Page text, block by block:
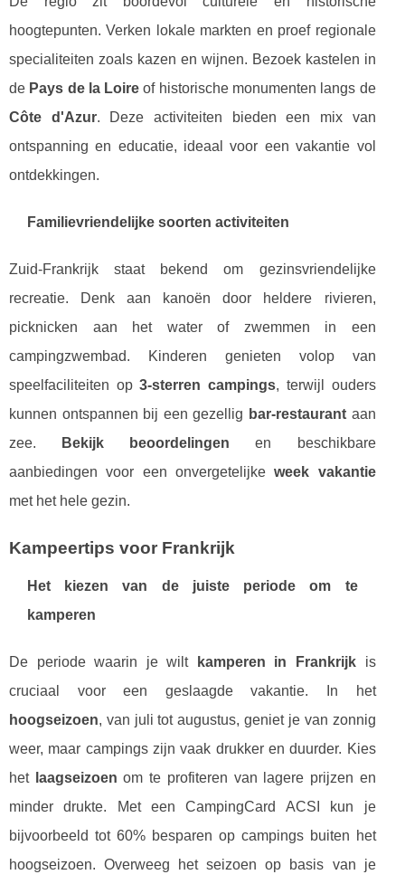
hoogtepunten. Verken lokale markten en proef regionale
specialiteiten zoals kazen en wijnen. Bezoek kastelen in
de Pays de la Loire of historische monumenten langs de
Côte d'Azur. Deze activiteiten bieden een mix van
ontspanning en educatie, ideaal voor een vakantie vol
ontdekkingen.
Familievriendelijke soorten activiteiten
Zuid-Frankrijk staat bekend om gezinsvriendelijke
recreatie. Denk aan kanoën door heldere rivieren,
picknicken aan het water of zwemmen in een
campingzwembad. Kinderen genieten volop van
speelfaciliteiten op3-sterren campings, terwijl ouders
kunnen ontspannen bij een gezellig bar-restaurant aan
zee.
Bekijk beoordelingen en beschikbare
aanbiedingen voor een onvergetelijkeweek vakantie
met het hele gezin.
Kampeertips voor Frankrijk
Het kiezen van de juiste periode om te
kamperen
De periode waarin je wilt kamperen in Frankrijk is
cruciaal voor een geslaagde vakantie. In het
hoogseizoen, van juli tot augustus, geniet je van zonnig
weer, maar campings zijn vaak drukker en duurder. Kies
het laagseizoen om te profiteren van lagere prijzen en
minder drukte. Met een CampingCard ACSI kun je
bijvoorbeeld tot 60% besparen op campings buiten het
hoogseizoen. Overweeg het seizoen op basis van je